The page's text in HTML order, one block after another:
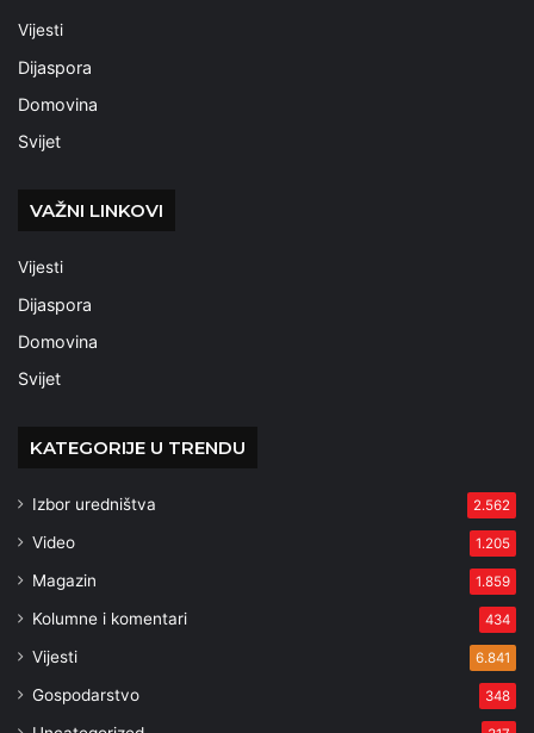
Vijesti
Dijaspora
Domovina
Svijet
VAŽNI LINKOVI
Vijesti
Dijaspora
Domovina
Svijet
KATEGORIJE U TRENDU
Izbor uredništva 2.562
Video 1.205
Magazin 1.859
Kolumne i komentari 434
Vijesti 6.841
Gospodarstvo 348